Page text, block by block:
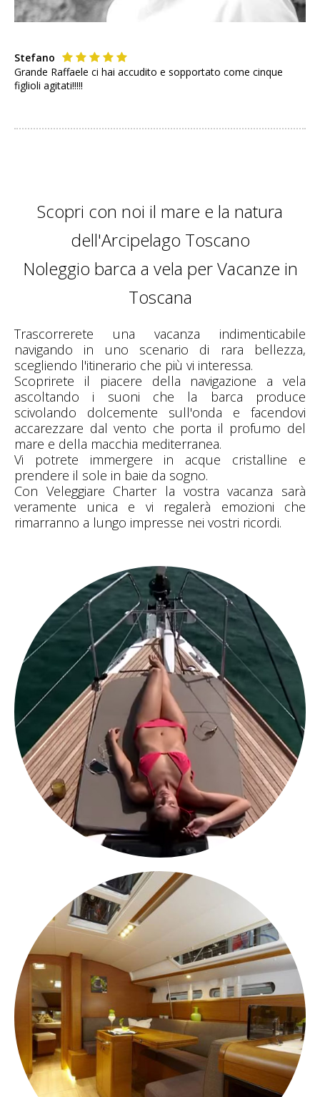
Stefano
Grande Raffaele ci hai accudito e sopportato come cinque
figlioli agitati!!!!!
Scopri con noi il mare e la natura
dell'Arcipelago Toscano
Noleggio barca a vela per Vacanze in
Toscana
Trascorrerete una vacanza indimenticabile
navigando in uno scenario di rara bellezza,
scegliendo l'itinerario che più vi interessa.
Scoprirete il piacere della navigazione a vela
ascoltando i suoni che la barca produce
scivolando dolcemente sull'onda e facendovi
accarezzare dal vento che porta il profumo del
mare e della macchia mediterranea.
Vi potrete immergere in acque cristalline e
prendere il sole in baie da sogno.
Con Veleggiare Charter la vostra vacanza sarà
veramente unica e vi regalerà emozioni che
rimarranno a lungo impresse nei vostri ricordi.